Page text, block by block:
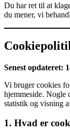
Du har ret til at
du mener, vi
Senest opdateret:
Vi bruger cookies
hjemmeside. Nogle
statistik og visning
1. Hvad er